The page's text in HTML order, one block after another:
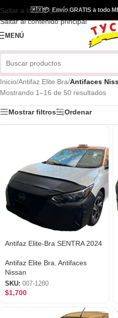
Saltar a la navegación
Saltar al contenido principal
🇲🇽📦Envío GRATIS a todo
MENÚ
Inicio/Antifaz Elite Bra/Antifaces
Mostrando 1–16 de 50 resultados
Mostrar filtros Ordenar
Antifaz Elite-Bra SENTRA 2024
Antifaz Elite Bra Antifaces
Nissan
SKU: 007-1280
$1,700